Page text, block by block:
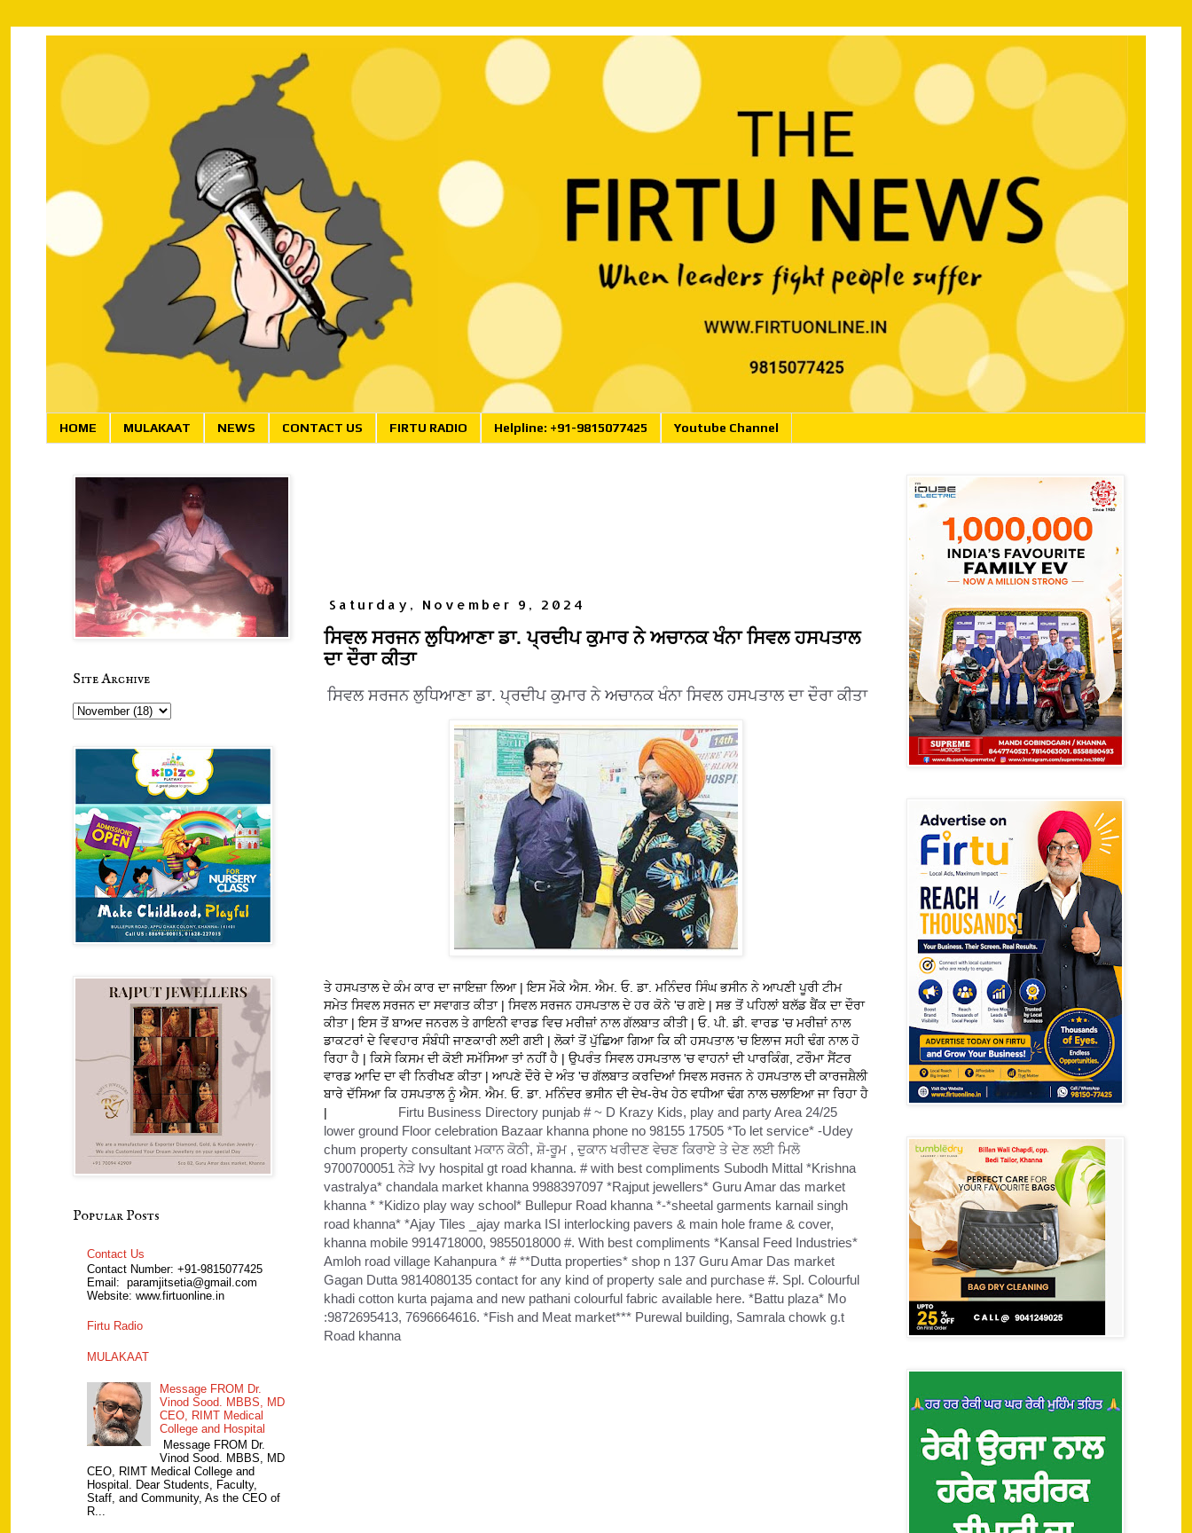
HOME MULAKAAT NEWS CONTACT US FIRTU RADIO Helpline: +91-9815077425 Youtube Channel
Saturday, November 9, 2024
ਸਿਵਲ ਸਰਜਨ ਲੁਧਿਆਣਾ ਡਾ. ਪ੍ਰਦੀਪ ਕੁਮਾਰ ਨੇ ਅਚਾਨਕ ਖੰਨਾ ਸਿਵਲ ਹਸਪਤਾਲ
ਦਾ ਦੌਰਾ ਕੀਤਾ
ਸਿਵਲ ਸਰਜਨ ਲੁਧਿਆਣਾ ਡਾ. ਪ੍ਰਦੀਪ ਕੁਮਾਰ ਨੇ ਅਚਾਨਕ ਖੰਨਾ ਸਿਵਲ ਹਸਪਤਾਲ ਦਾ ਦੌਰਾ ਕੀਤਾ
ਤੇ ਹਸਪਤਾਲ ਦੇ ਕੰਮ ਕਾਰ ਦਾ ਜਾਇਜ਼ਾ ਲਿਆ | ਇਸ ਮੌਕੇ ਐਸ. ਐਮ. ਓ. ਡਾ. ਮਨਿੰਦਰ ਸਿੰਘ ਭਸੀਨ ਨੇ ਆਪਣੀ ਪੂਰੀ ਟੀਮ
ਸਮੇਤ ਸਿਵਲ ਸਰਜਨ ਦਾ ਸਵਾਗਤ ਕੀਤਾ | ਸਿਵਲ ਸਰਜਨ ਹਸਪਤਾਲ ਦੇ ਹਰ ਕੋਨੇ 'ਚ ਗਏ | ਸਭ ਤੋਂ ਪਹਿਲਾਂ ਬਲੱਡ ਬੈਂਕ ਦਾ ਦੌਰਾ
ਕੀਤਾ | ਇਸ ਤੋਂ ਬਾਅਦ ਜਨਰਲ ਤੇ ਗਾਇਨੀ ਵਾਰਡ ਵਿਚ ਮਰੀਜ਼ਾਂ ਨਾਲ ਗੱਲਬਾਤ ਕੀਤੀ | ਓ. ਪੀ. ਡੀ. ਵਾਰਡ 'ਚ ਮਰੀਜ਼ਾਂ ਨਾਲ
ਡਾਕਟਰਾਂ ਦੇ ਵਿਵਹਾਰ ਸੰਬੰਧੀ ਜਾਣਕਾਰੀ ਲਈ ਗਈ | ਲੋਕਾਂ ਤੋਂ ਪੁੱਛਿਆ ਗਿਆ ਕਿ ਕੀ ਹਸਪਤਾਲ 'ਚ ਇਲਾਜ ਸਹੀ ਢੰਗ ਨਾਲ ਹੋ
ਰਿਹਾ ਹੈ | ਕਿਸੇ ਕਿਸਮ ਦੀ ਕੋਈ ਸਮੱਸਿਆ ਤਾਂ ਨਹੀਂ ਹੈ | ਉਪਰੰਤ ਸਿਵਲ ਹਸਪਤਾਲ 'ਚ ਵਾਹਨਾਂ ਦੀ ਪਾਰਕਿੰਗ, ਟਰੌਮਾ ਸੈਂਟਰ
ਵਾਰਡ ਆਦਿ ਦਾ ਵੀ ਨਿਰੀਖਣ ਕੀਤਾ | ਆਪਣੇ ਦੌਰੇ ਦੇ ਅੰਤ 'ਚ ਗੱਲਬਾਤ ਕਰਦਿਆਂ ਸਿਵਲ ਸਰਜਨ ਨੇ ਹਸਪਤਾਲ ਦੀ ਕਾਰਜਸ਼ੈਲੀ
ਬਾਰੇ ਦੱਸਿਆ ਕਿ ਹਸਪਤਾਲ ਨੂੰ ਐਸ. ਐਮ. ਓ. ਡਾ. ਮਨਿੰਦਰ ਭਸੀਨ ਦੀ ਦੇਖ-ਰੇਖ ਹੇਠ ਵਧੀਆ ਢੰਗ ਨਾਲ ਚਲਾਇਆ ਜਾ ਰਿਹਾ ਹੈ
| Firtu Business Directory punjab # ~ D Krazy Kids, play and party Area 24/25
lower ground Floor celebration Bazaar khanna phone no 98155 17505 *To let service* -Udey
chum property consultant ਮਕਾਨ ਕੋਠੀ, ਸ਼ੋ-ਰੂਮ , ਦੁਕਾਨ ਖਰੀਦਣ ਵੇਚਣ ਕਿਰਾਏ ਤੇ ਦੇਣ ਲਈ ਮਿਲੋ
9700700051 ਨੇੜੇ lvy hospital gt road khanna. # with best compliments Subodh Mittal *Krishna
vastralya* chandala market khanna 9988397097 *Rajput jewellers* Guru Amar das market
khanna * *Kidizo play way school* Bullepur Road khanna *-*sheetal garments karnail singh
road khanna* *Ajay Tiles _ajay marka ISI interlocking pavers & main hole frame & cover,
khanna mobile 9914718000, 9855018000 #. With best compliments *Kansal Feed Industries*
Amloh road village Kahanpura * # **Dutta properties* shop n 137 Guru Amar Das market
Gagan Dutta 9814080135 contact for any kind of property sale and purchase #. Spl. Colourful
khadi cotton kurta pajama and new pathani colourful fabric available here. *Battu plaza* Mo
:9872695413, 7696664616. *Fish and Meat market*** Purewal building, Samrala chowk g.t
Road khanna
Site Archive
Popular Posts
Contact Us
Contact Number: +91-9815077425
Email: paramjitsetia@gmail.com
Website: www.firtuonline.in
Firtu Radio
MULAKAAT
Message FROM Dr.
Vinod Sood. MBBS, MD
CEO, RIMT Medical
College and Hospital
Message FROM Dr.
Vinod Sood. MBBS, MD
CEO, RIMT Medical College and
Hospital. Dear Students, Faculty,
Staff, and Community, As the CEO of
R...